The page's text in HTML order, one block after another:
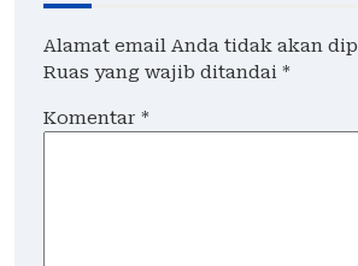
Alamat email Anda tidak akan
Ruas yang wajib ditandai *
Komentar *